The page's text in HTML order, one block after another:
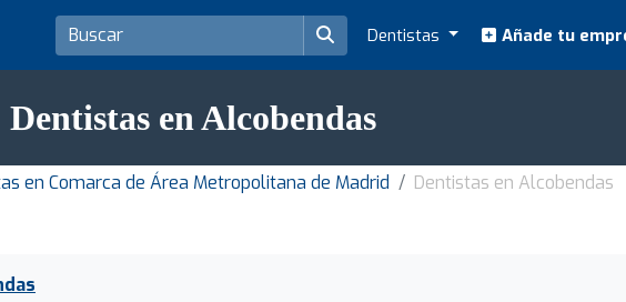
Dentistas Añade tu
Dentistas en Alcobendas
en Comarca de Área Metropolitana de Madrid Dentistas en Alcobendas